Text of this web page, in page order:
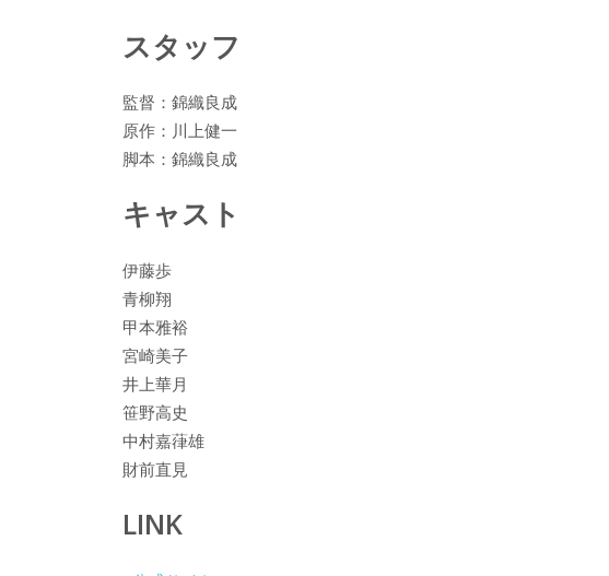
スタッフ
監督：錦織良成
原作：川上健一
脚本：錦織良成
キャスト
伊藤歩
青柳翔
甲本雅裕
宮崎美子
井上華月
笹野高史
中村嘉葎雄
財前直見
LINK